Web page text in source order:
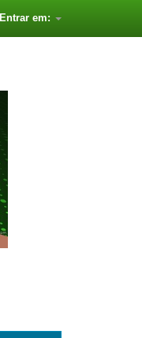
Entrar em: